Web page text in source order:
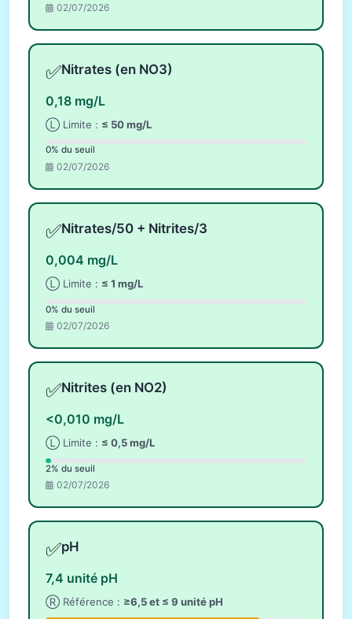
02/07/2026
✅Nitrates (en NO3)
0,18 mg/L
Ⓛ Limite : ≤ 50 mg/L
0% du seuil
02/07/2026
✅Nitrates/50 + Nitrites/3
0,004 mg/L
Ⓛ Limite : ≤ 1 mg/L
0% du seuil
02/07/2026
✅Nitrites (en NO2)
<0,010 mg/L
Ⓛ Limite : ≤ 0,5 mg/L
2% du seuil
02/07/2026
✅pH
7,4 unité pH
Ⓡ Référence : ≥6,5 et ≤ 9 unité pH